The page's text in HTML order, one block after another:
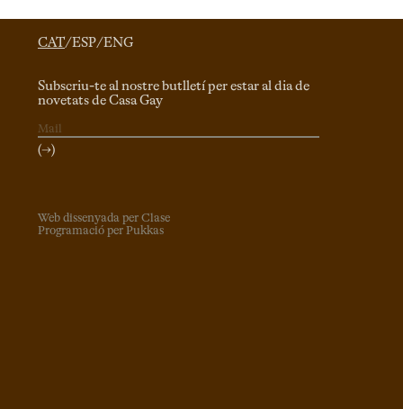
CAT/ESP/ENG
Subscriu-te al nostre butlletí per estar al dia de
novetats de Casa Gay
(→)
Web dissenyada per Clase
Programació per Pukkas